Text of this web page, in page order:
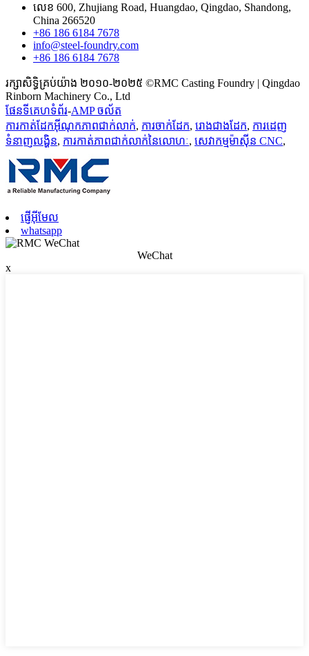
លេខ 600, Zhujiang Road, Huangdao, Qingdao, Shandong,
China 266520
+86 186 6184 7678
info@steel-foundry.com
+86 186 6184 7678
រក្សាសិទ្ធិគ្រប់យ៉ាង ២០១០-២០២៥ ©RMC Casting Foundry | Qingdao
Rinborn Machinery Co., Ltd
ផែនទីគេហទំព័រ-AMP ចល័ត
ការកាត់ដែកអ៊ីណុកភាពជាក់លាក់, ការចាក់ដែក, រោងជាងដែក, ការដេញ
ទំនាញលង្ហិន, ការកាត់ភាពជាក់លាក់នៃលោហៈ, សេវាកម្មម៉ាស៊ីន CNC,
ផ្ញើអ៊ីមែល
whatsapp
WeChat
x